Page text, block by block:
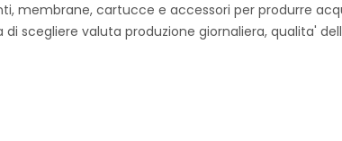
membrane, cartucce e accessori per produrre
di scegliere valuta produzione giornaliera, qualita'